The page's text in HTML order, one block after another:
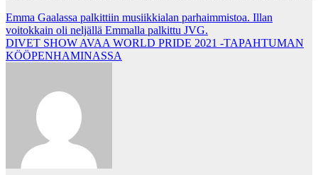
Post
navigation
Emma Gaalassa palkittiin musiikkialan parhaimmistoa. Illan
voitokkain oli neljällä Emmalla palkittu JVG.
DIVET SHOW AVAA WORLD PRIDE 2021 -TAPAHTUMAN
KÖÖPENHAMINASSA